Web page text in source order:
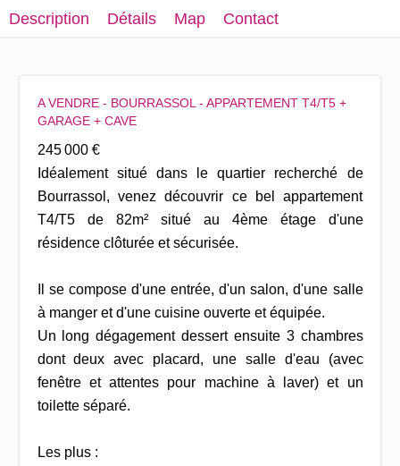
Description Détails Map Contact
A VENDRE - BOURRASSOL - APPARTEMENT T4/T5 +
GARAGE + CAVE
245 000 €
Idéalement situé dans le quartier recherché de
Bourrassol, venez découvrir ce bel appartement
T4/T5 de 82m² situé au 4ème étage d'une
résidence clôturée et sécurisée.
Il se compose d'une entrée, d'un salon, d'une salle
à manger et d'une cuisine ouverte et équipée.
Un long dégagement dessert ensuite 3 chambres
dont deux avec placard, une salle d'eau (avec
fenêtre et attentes pour machine à laver) et un
toilette séparé.
Les plus :